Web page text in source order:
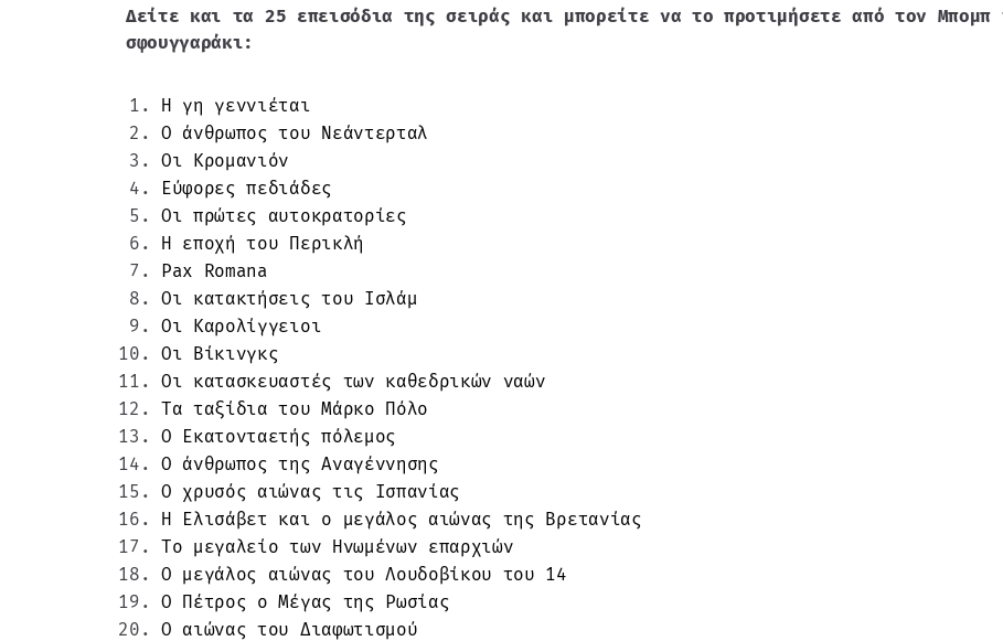
Δείτε και τα 25 επεισόδια της σειράς και μπορείτε να το προτιμήσετε από τον Μπομπ
σφουγγαράκι:
Η γη γεννιέται
Ο άνθρωπος του Nεάντερταλ
Οι Kρομανιόν
Εύφορες πεδιάδες
Οι πρώτες αυτοκρατορίες
Η εποχή του Περικλή
Pax Romana
Οι κατακτήσεις του Ισλάμ
Οι Καρολίγγειοι
Οι Βίκινγκς
Οι κατασκευαστές των καθεδρικών ναών
Τα ταξίδια του Μάρκο Πόλο
Ο Εκατoνταετής πόλεμος
Ο άνθρωπος της Αναγέννησης
Ο χρυσός αιώνας τις Ισπανίας
Η Ελισάβετ και ο μεγάλος αιώνας της Βρετανίας
Το μεγαλείο των Ηνωμένων επαρχιών
Ο μεγάλος αιώνας του Λουδοβίκου του 14
Ο Πέτρος ο Μέγας της Ρωσίας
Ο αιώνας του Διαφωτισμού